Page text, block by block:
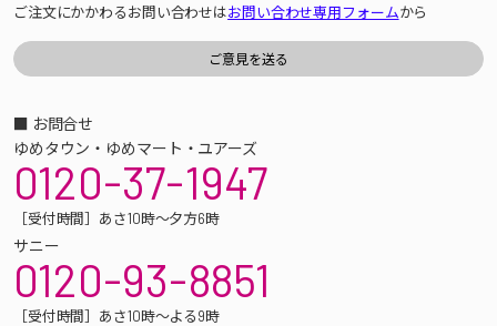
ご注文にかかわるお問い合わせはお問い合わせ専用フォームから
■ お問合せ
ゆめタウン・ゆめマート・ユアーズ
0120-37-1947
［受付時間］あさ10時～夕方6時
サニー
0120-93-8851
［受付時間］あさ10時～よる9時